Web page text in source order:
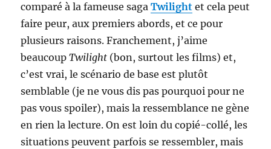
comparé à la fameuse sagaTwilight et cela peut
faire peur, aux premiers abords, et ce pour
plusieurs raisons. Franchement, j’aime
beaucoupTwilight (bon, surtout les films) et,
c’est vrai, le scénario de base est plutôt
semblable (je ne vous dis pas pourquoi pour ne
pas vous spoiler), mais la ressemblance ne gène
en rien la lecture. On est loin du copié-collé, les
situations peuvent parfois se ressembler, mais